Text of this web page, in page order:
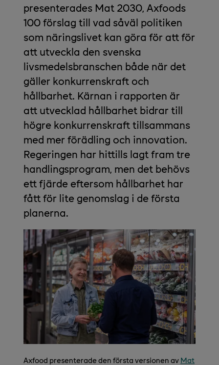
presenterades Mat 2030, Axfoods
100 förslag till vad såväl politiken
som näringslivet kan göra för att för
att utveckla den svenska
livsmedelsbranschen både när det
gäller konkurrenskraft och
hållbarhet. Kärnan i rapporten är
att utvecklad hållbarhet bidrar till
högre konkurrenskraft tillsammans
med mer förädling och innovation.
Regeringen har hittills lagt fram tre
handlingsprogram, men det behövs
ett fjärde eftersom hållbarhet har
fått för lite genomslag i de första
planerna.
Axfood presenterade den första versionen av Mat